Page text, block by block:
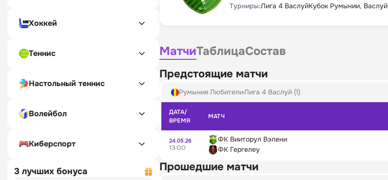
Хоккей
Теннис
Настольный теннис
Волейбол
Киберспорт
3 лучших бонуса
Турниры:Лига 4 ВаслуйКубок Румынии, Васлуй
МатчиТаблицаСостав
Предстоящие матчи
Румыния ЛюбителиЛига 4 Васлуй (1)
ДАТА/
ВРЕМЯ
МАТЧ
24.05.26
13:00
ФК Вииторул Вэлени
ФК Гергелеу
Прошедшие матчи